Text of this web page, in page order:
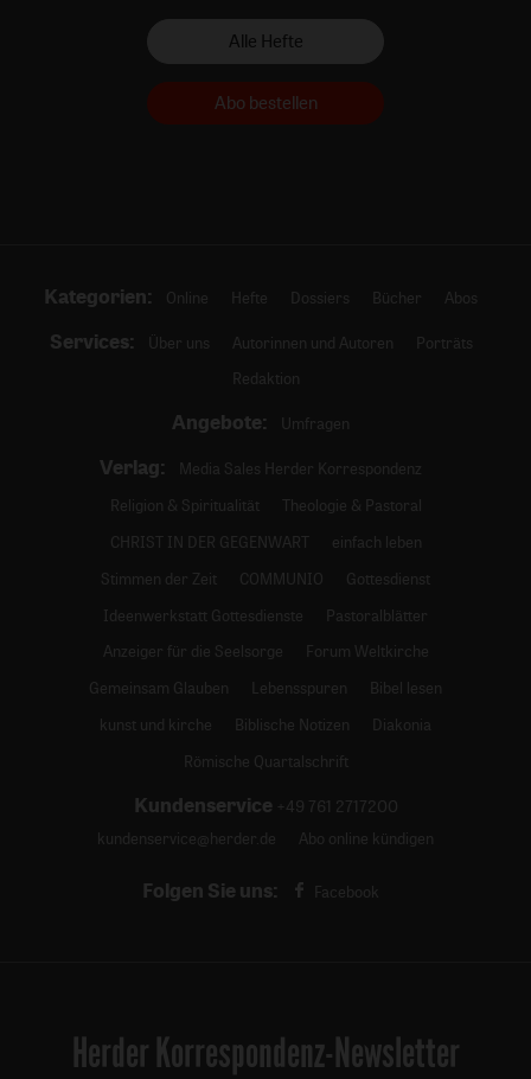
Alle Hefte
Abo bestellen
Kategorien: Online Hefte Dossiers Bücher Abos
Services: Über uns Autorinnen und Autoren
Porträts
Redaktion
Angebote: Umfragen
Verlag:
Media Sales Herder Korrespondenz
Religion & Spiritualität
Theologie & Pastoral
CHRIST IN DER GEGENWART
einfach leben
Stimmen der Zeit
COMMUNIO
Gottesdienst
Ideenwerkstatt Gottesdienste
Pastoralblätter
Anzeiger für die Seelsorge
Forum Weltkirche
Gemeinsam Glauben
Lebensspuren
Bibel lesen
kunst und kirche
Biblische Notizen
Diakonia
Römische Quartalschrift
Kundenservice +49 761 2717200
kundenservice@herder.de
Abo online kündigen
Folgen Sie uns: Facebook
Herder Korrespondenz-Newsletter